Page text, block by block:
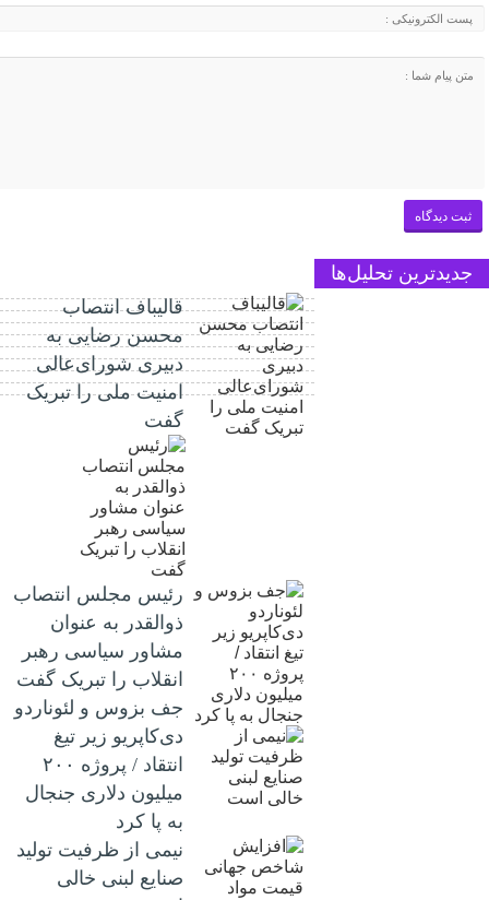
جدیدترین تحلیل‌ها
قالیباف انتصاب
محسن رضایی به
دبیری شورای‌عالی
امنیت ملی را تبریک
گفت
رئیس مجلس انتصاب
ذوالقدر به عنوان
مشاور سیاسی رهبر
انقلاب را تبریک گفت
جف بزوس و لئوناردو
دی‌کاپریو زیر تیغ
انتقاد / پروژه ۲۰۰
میلیون دلاری جنجال
به پا کرد
نیمی از ظرفیت تولید
صنایع لبنی خالی